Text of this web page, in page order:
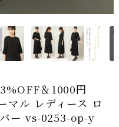
＆1000円
マル レディース ロ
ー vs-0253-op-y